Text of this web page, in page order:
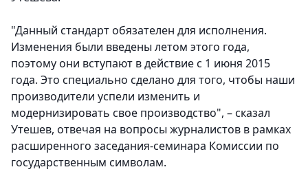
"Данный стандарт обязателен для исполнения.
Изменения были введены летом этого года,
поэтому они вступают в действие с 1 июня 2015
года. Это специально сделано для того, чтобы наши
производители успели изменить и
модернизировать свое производство", – сказал
Утешев, отвечая на вопросы журналистов в рамках
расширенного заседания-семинара Комиссии по
государственным символам.